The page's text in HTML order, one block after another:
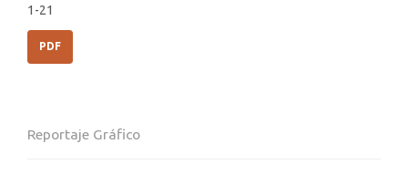
1-21
PDF
Reportaje Gráfico